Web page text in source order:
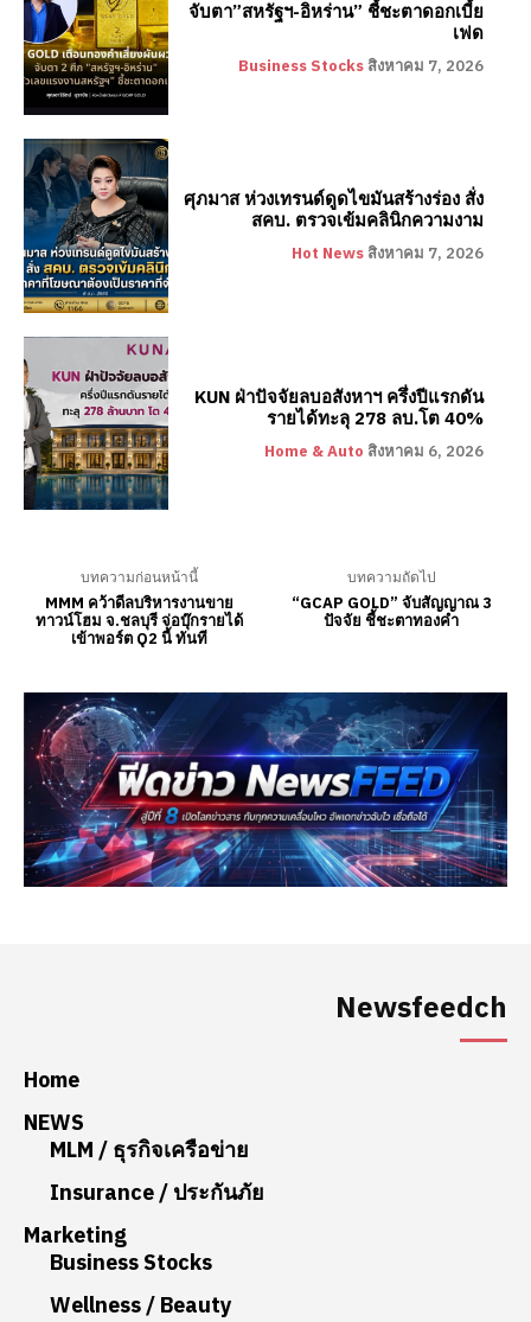
Newsfeedch
Home
NEWS
MLM / ธุรกิจเครือข่าย
Insurance / ประกันภัย
Marketing
Business Stocks
Wellness / Beauty